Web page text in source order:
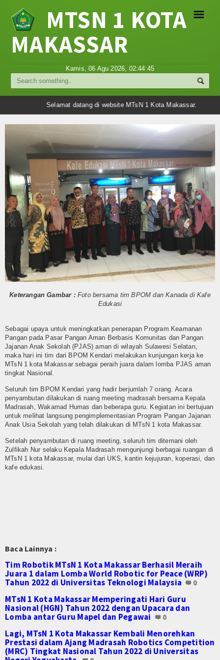
Struktur Organisasi
Sejarah Madrasah
Visi Misi Madrasah
Tujuan Madrasah
Umum
Madrasah
Humas
Kurikulum
OSIM
Bimbingan Konseling
Multi Media
Video
Gallery
Layanan
Layanan BK
E-Jadwal
Perpustakaan Digital
Perangkat PBM
Setiap Mata Pelajaran
Kampanye ZI
Adiwiyata
Tim Adiwiyata
☰
MTSN 1 KOTA
MAKASSAR
Kamis, 06 Agu 2026, 02:44:46
Selamat datang di website MTsN 1 Kota Makassar.
Keterangan Gambar :Foto bersama tim BPOM dan Kanada di Kafe
Edukasi
Sebagai upaya untuk meningkatkan penerapan Program Keamanan
Pangan pada Pasar Pangan Aman Berbasis Komunitas dan Pangan
Jajanan Anak Sekolah (PJAS) aman di wilayah Sulawesi Selatan,
maka hari ini tim dari BPOM Kendari melakukan kunjungan kerja ke
MTsN 1 kota Makassar sebagai peraih juara dalam lomba PJAS aman
tingkat Nasional.
Seluruh tim BPOM Kendari yang hadir berjumlah 7 orang. Acara
penyambutan dilakukan di ruang meeting madrasah bersama Kepala
Madrasah, Wakamad Humas dan beberapa guru. Kegiatan ini bertujuan
untuk melihat langsung pengimplementasian Program Pangan Jajanan
Anak Usia Sekolah yang telah dilakukan di MTsN 1 kota Makassar.
Setelah penyambutan di ruang meeting, seluruh tim ditemani oleh
Zulfikah Nur selaku Kepala Madrasah mengunjungi berbagai ruangan di
MTsN 1 kota Makassar, mulai dari UKS, kantin kejujuran, koperasi, dan
kafe edukasi.
Baca Lainnya :
Tim Robotik MTsN 1 Kota Makassar Berhasil Meraih
Juara 1 dalam Lomba World Robotic for Peace (WRP)
Tahun 2022 di Universitas Teknologi Malaysia
0
MTsN 1 Kota Makassar Memperingati Hari Guru
Nasional (HGN) Tahun 2022 dengan Upacara dan
Lomba antar Guru Mapel dan Pegawai
0
Lagi, MTsN 1 Kota Makassar Kembali Menorehkan
Prestasi dalam Ajang Madrasah Robotics Competition
(MRC) Tingkat Nasional Tahun 2022 di Universitas